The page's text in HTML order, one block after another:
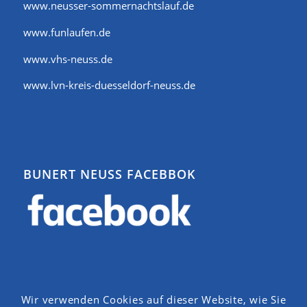
www.neusser-sommernachtslauf.de
www.funlaufen.de
www.vhs-neuss.de
www.lvn-kreis-duesseldorf-neuss.de
BUNERT NEUSS FACEBBOK
Wir verwenden Cookies auf dieser Website, wie Sie